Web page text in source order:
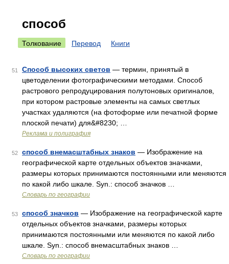
способ
Толкование Перевод Книги
51 Способ высоких светов — термин, принятый в
цветоделении фотографическими методами. Способ
растрового репродуцирования полутоновых оригиналов,
при котором растровые элементы на самых светлых
участках удаляются (на фотоформе или печатной форме
плоской печати) для&#8230; …
Реклама и полиграфия
52 способ внемасштабных знаков — Изображение на
географической карте отдельных объектов значками,
размеры которых принимаются постоянными или меняются
по какой либо шкале. Syn.: способ значков …
Словарь по географии
53 способ значков — Изображение на географической карте
отдельных объектов значками, размеры которых
принимаются постоянными или меняются по какой либо
шкале. Syn.: способ внемасштабных знаков …
Словарь по географии